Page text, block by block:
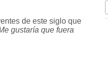
de este siglo que
gustaría que fuera